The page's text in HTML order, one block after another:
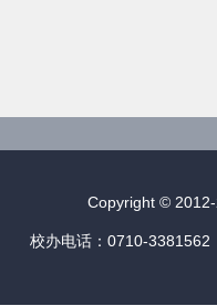
Copyright ©
校办电话：0710-